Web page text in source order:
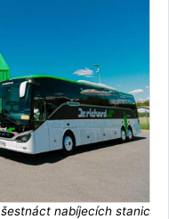
nabíjecích stanic